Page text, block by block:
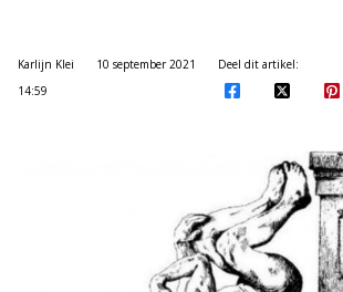
Karlijn Klei
10 september 2021
14:59
Deel dit artikel: